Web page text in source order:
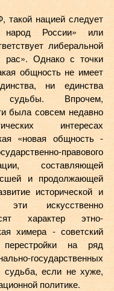
такой нацией следует
народ России» или
либеральной
рас». Однако с точки
общность не имеет
ни единства
судьбы. Впрочем,
была совсем недавно
интересах
«новая общность -
правового
составляющей
и продолжающей
исторической и
искусственно
характер этно-
химера - советский
на ряд
государственных
если не хуже,
политике.